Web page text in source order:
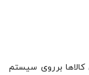
برروی سیستم